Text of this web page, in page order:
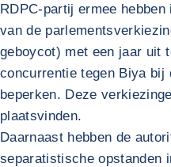
RDPC-partij ermee
van de
geboycot) met een jaar uit
concurrentie tegen Biya
beperken. Deze
plaatsvinden.
Daarnaast hebben de
separatistische opstanden